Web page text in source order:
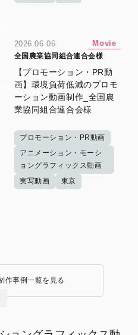
ビス
2026.06.06 Movie
全国農業協同組合連合会様
【プロモーション・PR動
画】環境負荷低減のプロモ
ーション動画制作_全国農
業協同組合連合会様
プロモーション・PR動画
アニメーション・モーシ
ョングラフィックス動画
実写動画
東京
作事例一覧を見る